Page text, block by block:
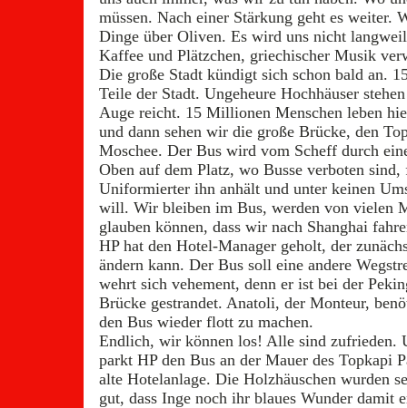
müssen. Nach einer Stärkung geht es weiter.
Dinge über Oliven. Es wird uns nicht
Kaffee und Plätzchen, griechischer Musik
Die große Stadt kündigt sich schon bald an.
Teile der Stadt. Ungeheure Hochhäuser
Auge reicht. 15 Millionen Menschen leben
und dann sehen wir die große Brücke, den
Moschee. Der Bus wird vom Scheff durch
Oben auf dem Platz, wo Busse verboten
Uniformierter ihn anhält und unter keinen
will. Wir bleiben im Bus, werden von vielen
glauben können, dass wir nach Shanghai
HP hat den Hotel-Manager geholt, der
ändern kann. Der Bus soll eine andere
wehrt sich vehement, denn er ist bei der
Brücke gestrandet. Anatoli, der Monteur,
den Bus wieder flott zu machen.
Endlich, wir können los! Alle sind
parkt HP den Bus an der Mauer des Topkapi
alte Hotelanlage. Die Holzhäuschen wurden
gut, dass Inge noch ihr blaues Wunder damit